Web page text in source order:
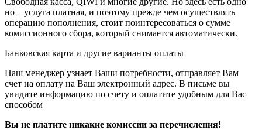
но – услуга платная, и поэтому прежде чем осуществлять
операцию пополнения, стоит поинтересоваться о сумме
комиссионного сбора, который снимается автоматически.
Банковская карта и другие варианты оплаты
Наш менеджер узнает Ваши потребности, отправляет Вам
счет на оплату на Ваш электронный адрес. В письме вы
увидите информацию по счету и оплатите удобным для Вас
способом
Вы не платите никакие комиссии за перечисления!